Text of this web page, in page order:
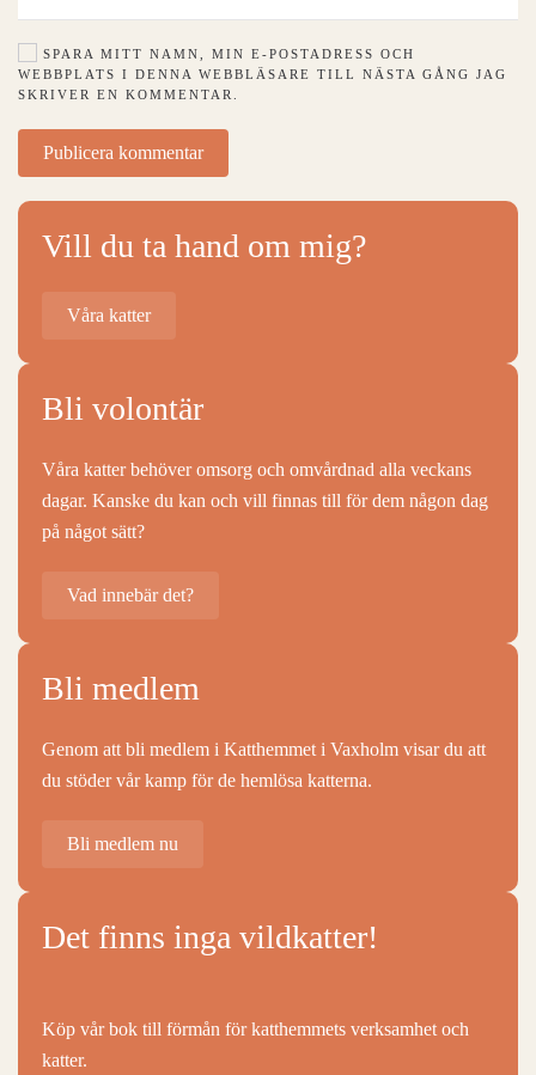
SPARA MITT NAMN, MIN E-POSTADRESS OCH
WEBBPLATS I DENNA WEBBLÄSARE TILL NÄSTA GÅNG JAG
SKRIVER EN KOMMENTAR.
Publicera kommentar
Vill du ta hand om mig?
Våra katter
Bli volontär
Våra katter behöver omsorg och omvårdnad alla veckans
dagar. Kanske du kan och vill finnas till för dem någon dag
på något sätt?
Vad innebär det?
Bli medlem
Genom att bli medlem i Katthemmet i Vaxholm visar du att
du stöder vår kamp för de hemlösa katterna.
Bli medlem nu
Det finns inga vildkatter!
Köp vår bok till förmån för katthemmets verksamhet och
katter.